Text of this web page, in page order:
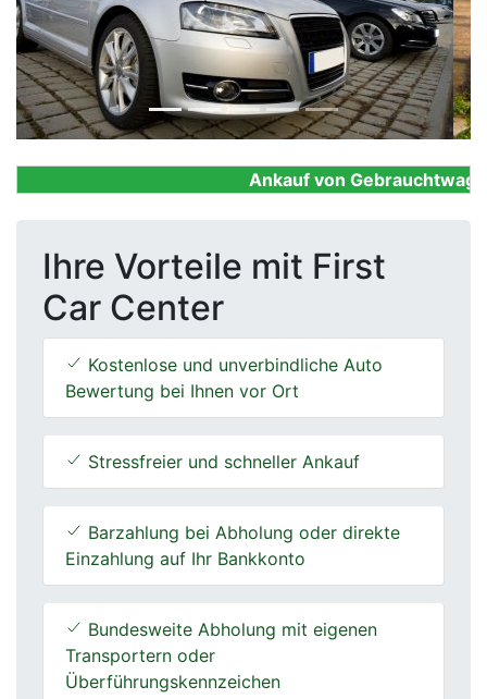
Ankauf von
Ihre Vorteile mit First
Car Center
Kostenlose und unverbindliche Auto
Bewertung bei Ihnen vor Ort
Stressfreier und schneller Ankauf
Barzahlung bei Abholung oder direkte
Einzahlung auf Ihr Bankkonto
Bundesweite Abholung mit eigenen
Transportern oder
Überführungskennzeichen